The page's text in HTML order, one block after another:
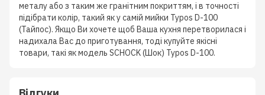
металу або з таким же гранітним покриттям, і в точності
підібрати колір, такий як у самій мийки Typos D-100
(Тайпос). Якщо Ви хочете щоб Ваша кухня перетворилася і
надихала Вас до приготування, тоді купуйте якісні
товари, такі як модель SCHOCK (Шок) Typos D-100.